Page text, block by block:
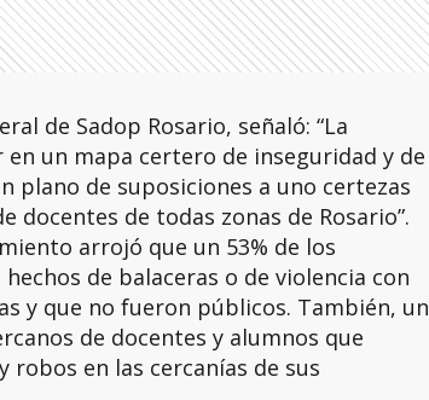
de Sadop Rosario, señaló: “La
un mapa certero de inseguridad y de
plano de suposiciones a uno certezas
docentes de todas zonas de Rosario”.
arrojó que un 53% de los
de balaceras o de violencia con
y que no fueron públicos. También, un
de docentes y alumnos que
robos en las cercanías de sus